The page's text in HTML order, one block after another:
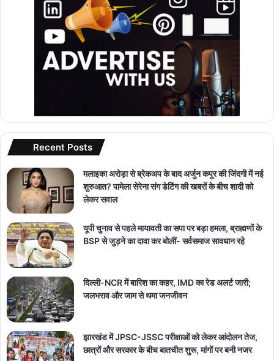
Recent Posts
मलाइका अरोड़ा से ब्रेकअप के बाद अर्जुन कपूर की जिंदगी में नई
शुरुआत? पामेला सेरेना संग डेटिंग की खबरों के बीच शादी को
लेकर सवाल
यूपी चुनाव से पहले मायावती का सपा पर बड़ा हमला, ब्राह्मणों के
BSP से जुड़ने का दावा कर बोलीं- सर्वसमाज सावधान रहे
दिल्ली-NCR में बारिश का कहर, IMD का रेड अलर्ट जारी;
जलभराव और जाम से थमा जनजीवन
झारखंड में JPSC-JSSC परीक्षाओं को लेकर आंदोलन तेज,
छात्रों और सरकार के बीच बातचीत शुरू, मांगों पर बनी नजर